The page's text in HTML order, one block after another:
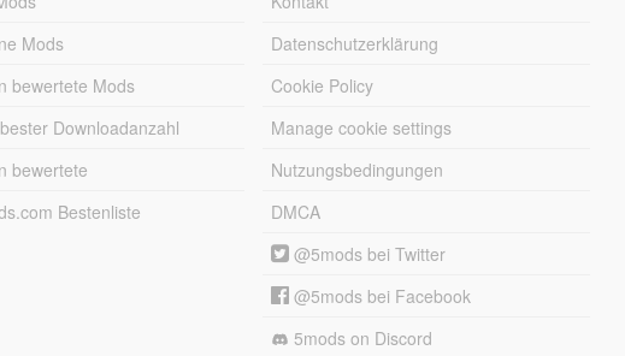
Mods
bewertete Mods
Downloadanzahl
bewertete
Bestenliste
Datenschutzerklärung
Cookie Policy
Manage cookie settings
Nutzungsbedingungen
DMCA
@5mods bei Twitter
@5mods bei Facebook
5mods on Discord